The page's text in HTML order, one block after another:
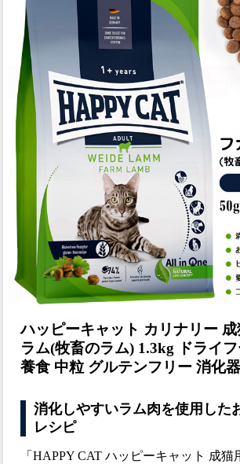
ハッピーキャット カリナリー
ラム(牧畜のラム) 1.3kg ドライ
養食 中粒 グルテンフリー 消化
消化しやすいラム肉を使用した
レシピ
「HAPPY CAT ハッピーキャット 成猫